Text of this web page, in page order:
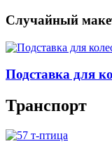
Случайный
Подставка для
Транспорт